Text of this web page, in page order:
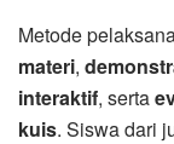
Metode
materi,
interaktif, serta
kuis. Siswa dari